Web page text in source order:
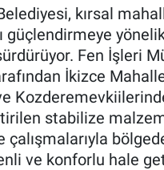
kırsal
güçlendirmeye
Fen İşleri
İkizce
stabilize
ve konforlu hale